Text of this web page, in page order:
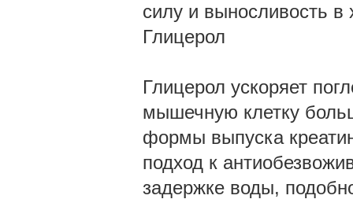
силу и выносливость в
Глицерол
Глицерол ускоряет
мышечную клетку
формы выпуска
подход к
задержке воды,